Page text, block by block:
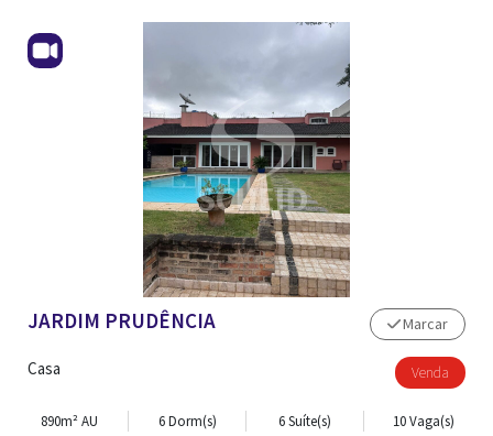
TRABALHE CONOSCO
JARDIM PRUDÊNCIA
Casa
Marcar
Venda
890m² AU 6 Dorm(s) 6 Suíte(s) 10 Vaga(s)